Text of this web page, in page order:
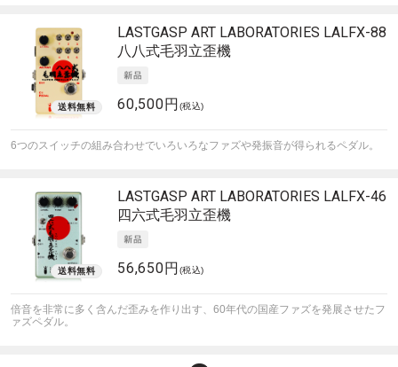
LASTGASP ART LABORATORIES LALFX-88
八八式毛羽立歪機
60,500円 (税込)
6つのスイッチの組み合わせでいろいろなファズや発振音が得られるペダル。
LASTGASP ART LABORATORIES LALFX-46
四六式毛羽立歪機
56,650円 (税込)
倍音を非常に多く含んだ歪みを作り出す、60年代の国産ファズを発展させたフ
ァズペダル。